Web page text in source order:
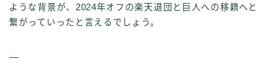
ような背景が、2024年オフの楽天退団と巨人への移籍へと
繋がっていったと言えるでしょう。
—